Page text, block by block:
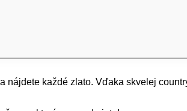
nájdete každé zlato. Vďaka skvelej